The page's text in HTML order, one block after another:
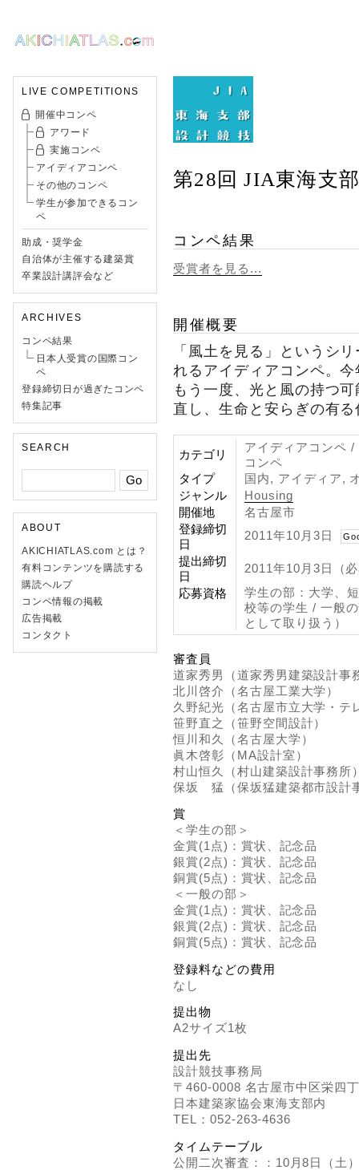
LIVE COMPETITIONS
開催中コンペ
アワード
実施コンペ
アイディアコンペ
その他のコンペ
学生が参加できるコン
ペ
助成・奨学金
自治体が主催する建築賞
卒業設計講評会など
ARCHIVES
コンペ結果
日本人受賞の国際コン
ペ
登録締切日が過ぎたコンペ
特集記事
SEARCH
ABOUT
AKICHIATLAS.com とは？
有料コンテンツを購読する
購読ヘルプ
コンペ情報の掲載
広告掲載
コンタクト
第28回 JIA東海支
コンペ結果
受賞者を見る...
開催概要
「風土を見る」というシ
れるアイディアコンペ。
もう一度、光と風の持つ
直し、生命と安らぎの有
カテゴリ
アイディアコンペ
コンペ
タイプ
国内, アイディア,
ジャンル
Housing
開催地
名古屋市
登録締切
日
2011年10月3日
提出締切
日
2011年10月3日（
応募資格
学生の部：大学、
校等の学生 / 一般
として取り扱う）
審査員
道家秀男（道家秀男建築設計事
北川啓介（名古屋工業大学）
久野紀光（名古屋市立大学・テ
笹野直之（笹野空間設計）
恒川和久（名古屋大学）
眞木啓彰（MA設計室）
村山恒久（村山建築設計事務所
保坂 猛（保坂猛建築都市設計
賞
＜学生の部＞
金賞(1点)：賞状、記念品
銀賞(2点)：賞状、記念品
銅賞(5点)：賞状、記念品
＜一般の部＞
金賞(1点)：賞状、記念品
銀賞(2点)：賞状、記念品
銅賞(5点)：賞状、記念品
登録料などの費用
なし
提出物
A2サイズ1枚
提出先
設計競技事務局
〒460-0008 名古屋市中区栄四
日本建築家協会東海支部内
TEL：052-263-4636
タイムテーブル
公開二次審査：：10月8日（